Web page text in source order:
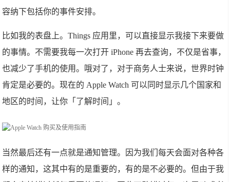
容纳下包括你的事件安排。
比如我的表盘上。Things 应用里，可以直接显示我接下来要做
的事情。不需要我每一次打开 iPhone 再去查询，不仅是省事，
也减少了手机的使用。哦对了，对于商务人士来说，世界时钟
肯定是必要的。现在的 Apple Watch 可以同时显示几个国家和
地区的时间，让你「了解时间」。
当然最后还有一点就是通知管理。因为我们每天会面对各种各
样的通知，这其中有的是重要的，有的是不必要的。但由于我